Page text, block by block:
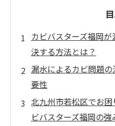
カビバスターズ福岡
決する方法とは？
漏水によるカビ問題
要性
北九州市若松区でお
ビバスターズ福岡の強